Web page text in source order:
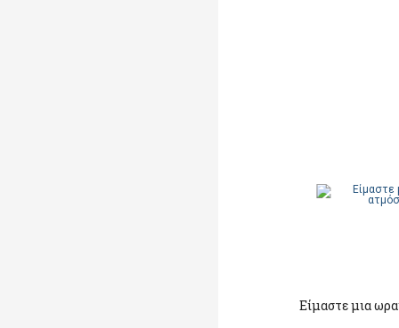
Είμαστε μια